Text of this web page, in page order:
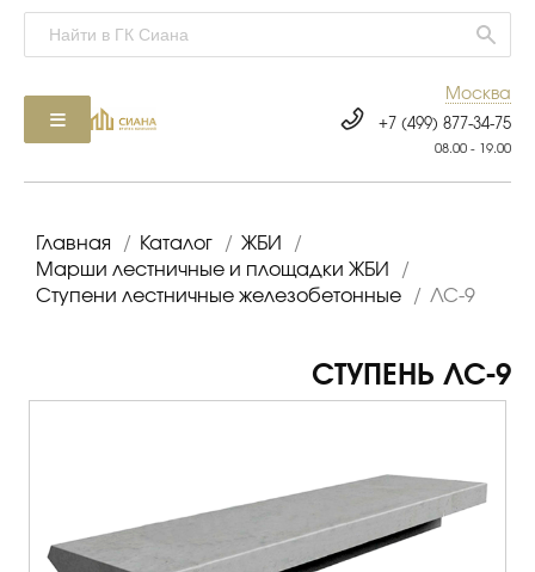
Москва
+7 (499) 877-34-75
08.00 - 19.00
Главная / Каталог / ЖБИ
/
Марши лестничные и площадки ЖБИ
/
Ступени лестничные железобетонные
/ ЛС-9
СТУПЕНЬ ЛС-9